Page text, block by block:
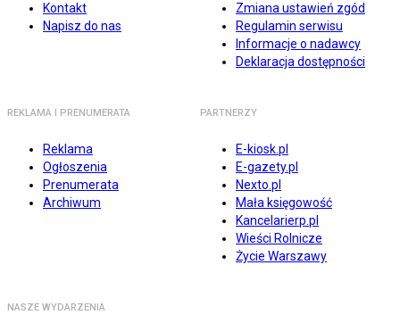
Kontakt
Napisz do nas
Zmiana ustawień zgód
Regulamin serwisu
Informacje o nadawcy
Deklaracja dostępności
REKLAMA I PRENUMERATA
Reklama
Ogłoszenia
Prenumerata
Archiwum
PARTNERZY
E-kiosk.pl
E-gazety.pl
Nexto.pl
Mała księgowość
Kancelarierp.pl
Wieści Rolnicze
Życie Warszawy
NASZE WYDARZENIA